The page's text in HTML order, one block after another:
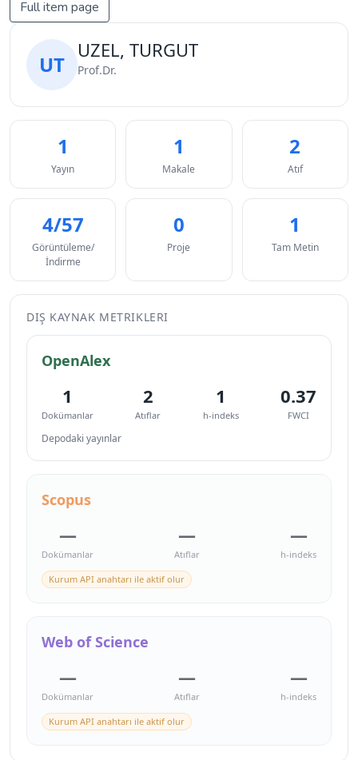
Full item page
UT
UZEL, TURGUT
Prof.Dr.
1
Yayın
1
Makale
2
Atıf
4/57
Görüntüleme/
İndirme
0
Proje
1
Tam Metin
DIŞ KAYNAK METRIKLERI
OpenAlex
1
Dokümanlar
2
Atıflar
1
h-indeks
0.37
FWCI
Depodaki yayınlar
Scopus
—
Dokümanlar
—
Atıflar
—
h-indeks
Kurum API anahtarı ile aktif olur
Web of Science
—
Dokümanlar
—
Atıflar
—
h-indeks
Kurum API anahtarı ile aktif olur